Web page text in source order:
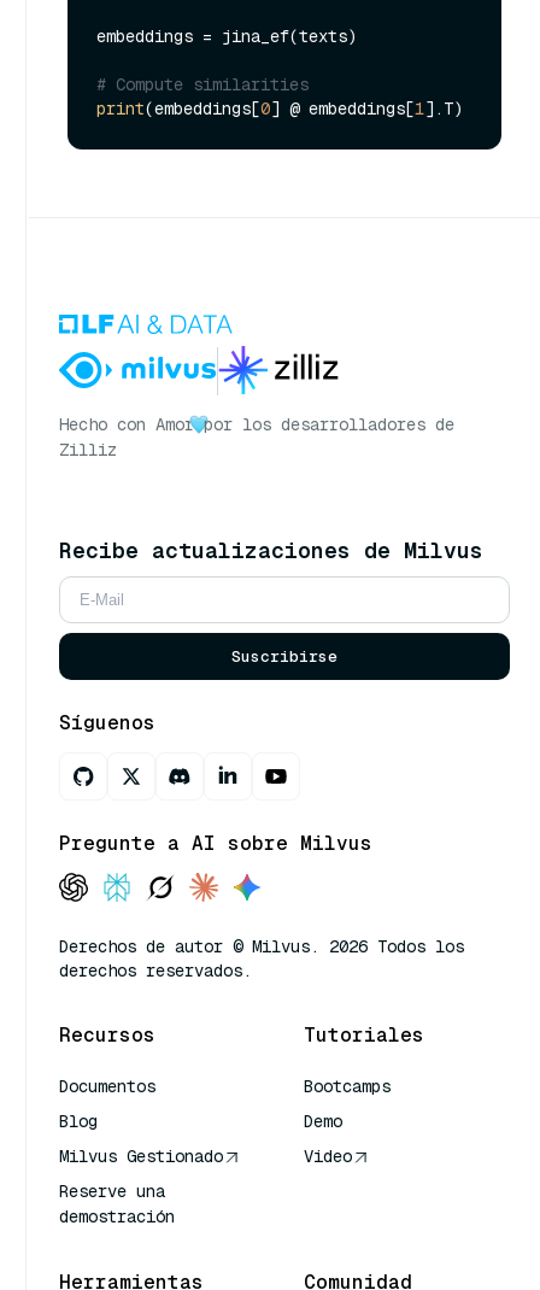
embeddings = jina_ef(texts)
# Compute similarities
print(embeddings[0] @ embeddings[1
Hecho con Amor por los desarrolladores de
Zilliz
Recibe actualizaciones de Milvus
Suscribirse
Síguenos
Pregunte a AI sobre Milvus
Derechos de autor © Milvus. 2026 Todos los
derechos reservados.
Recursos
Documentos
Blog
Milvus Gestionado
Reserve una
demostración
Tutoriales
Bootcamps
Demo
Video
Herramientas Comunidad